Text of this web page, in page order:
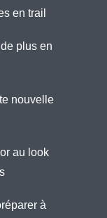
en trail
plus en
nouvelle
au look
à